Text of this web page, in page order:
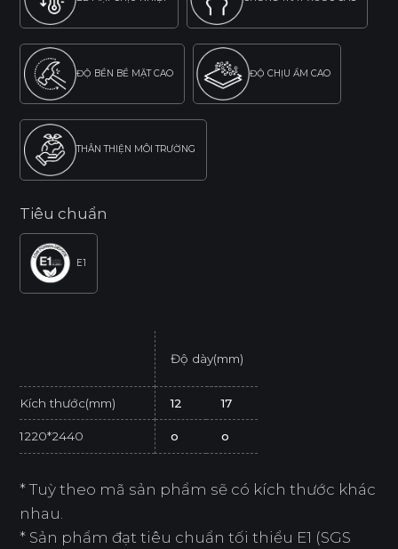
ĐỘ BỀN BỀ MẶT CAO ĐỘ CHỊU ẨM CAO
THÂN THIỆN MÔI TRƯỜNG
Tiêu chuẩn
E1
Độ dày(mm)
Kích thước(mm) 12 17
1220*2440 o o
* Tuỳ theo mã sản phẩm sẽ có kích thước khác
nhau.
* Sản phẩm đạt tiêu chuẩn tối thiểu E1 (SGS